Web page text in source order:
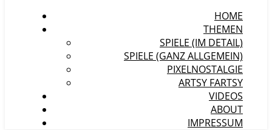
HOME
THEMEN
SPIELE (IM DETAIL)
SPIELE (GANZ ALLGEMEIN)
PIXELNOSTALGIE
ARTSY FARTSY
VIDEOS
ABOUT
IMPRESSUM